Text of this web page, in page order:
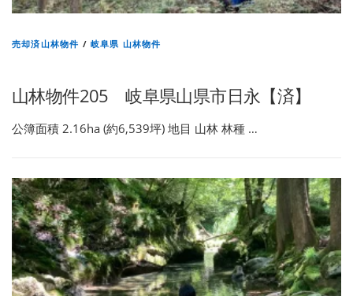
売却済山林物件 /岐阜県 山林物件
山林物件205 岐阜県山県市日永【済】
公簿面積 2.16ha (約6,539坪) 地目 山林 林種 …